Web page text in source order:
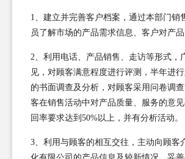
1、建立并完善客户档案，通过本部门销
员了解市场的产品需求信息、客户对产品
2、利用电话、产品销售、走访等形式，
见，对顾客满意程度进行评测，半年进
的书面调查及分析，对顾客采用问卷调
客在销售活动中对产品质量、服务的意
回率要求达到50%以上，并有分析活动。
3、利用与顾客的相互交往，主动向顾客